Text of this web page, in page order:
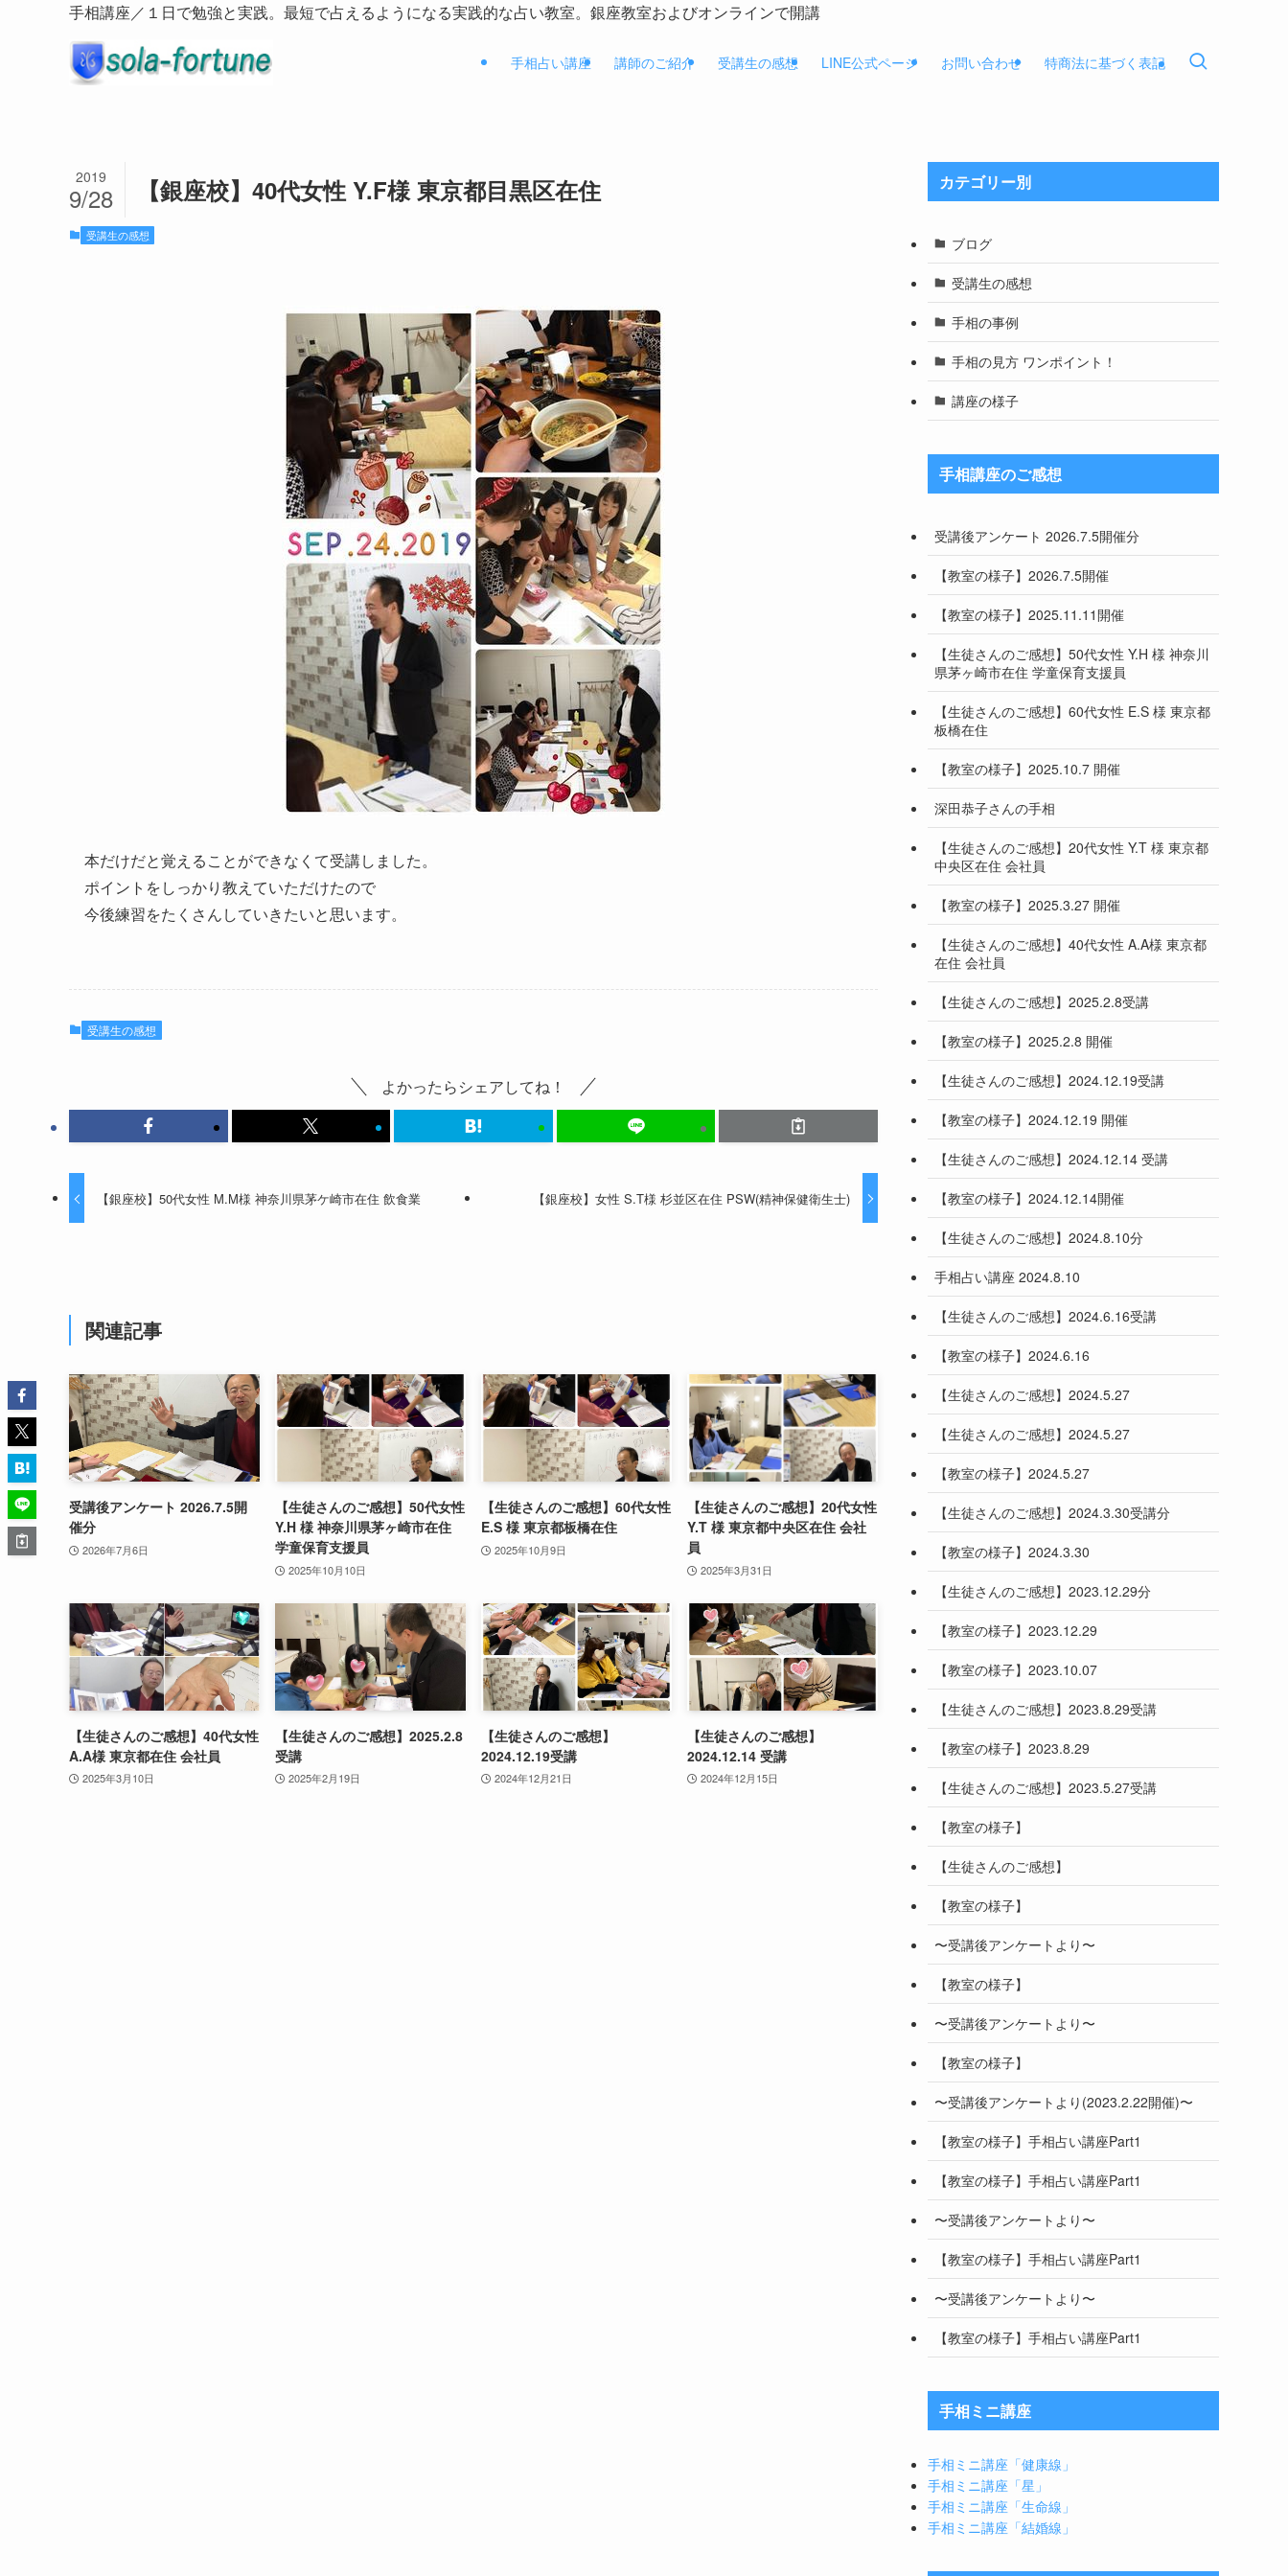
手相講座／１日で勉強と実践。最短で占えるようになる実践的な占い教室。銀座教室およびオンラインで開講
手相占い講座 講師のご紹介 受講生の感想 LINE公式ページ お問い合わせ 特商法に基づく表記
【銀座校】40代女性 Y.F様 東京都目黒区在住
2019
9/28
受講生の感想
本だけだと覚えることができなくて受講しました。
ポイントをしっかり教えていただけたので
今後練習をたくさんしていきたいと思います。
受講生の感想
よかったらシェアしてね！
【銀座校】50代女性 M.M様 神奈川県茅ケ崎市在住 飲食業 【銀座校】女性 S.T様 杉並区在住 PSW(精神保健衛生士)
関連記事
受講後アンケート 2026.7.5開
催分
2026年7月6日
【生徒さんのご感想】50代女性
Y.H 様 神奈川県茅ヶ崎市在住
学童保育支援員
2025年10月10日
【生徒さんのご感想】60代女性
E.S 様 東京都板橋在住
2025年10月9日
【生徒さんのご感想】20代女性
Y.T 様 東京都中央区在住 会社
員
2025年3月31日
【生徒さんのご感想】40代女性
A.A様 東京都在住 会社員
2025年3月10日
【生徒さんのご感想】2025.2.8
受講
2025年2月19日
【生徒さんのご感想】
2024.12.19受講
2024年12月21日
【生徒さんのご感想】
2024.12.14 受講
2024年12月15日
カテゴリー別
ブログ
受講生の感想
手相の事例
手相の見方 ワンポイント！
講座の様子
手相講座のご感想
受講後アンケート 2026.7.5開催分
【教室の様子】2026.7.5開催
【教室の様子】2025.11.11開催
【生徒さんのご感想】50代女性 Y.H 様 神奈川
県茅ヶ崎市在住 学童保育支援員
【生徒さんのご感想】60代女性 E.S 様 東京都
板橋在住
【教室の様子】2025.10.7 開催
深田恭子さんの手相
【生徒さんのご感想】20代女性 Y.T 様 東京都
中央区在住 会社員
【教室の様子】2025.3.27 開催
【生徒さんのご感想】40代女性 A.A様 東京都
在住 会社員
【生徒さんのご感想】2025.2.8受講
【教室の様子】2025.2.8 開催
【生徒さんのご感想】2024.12.19受講
【教室の様子】2024.12.19 開催
【生徒さんのご感想】2024.12.14 受講
【教室の様子】2024.12.14開催
【生徒さんのご感想】2024.8.10分
手相占い講座 2024.8.10
【生徒さんのご感想】2024.6.16受講
【教室の様子】2024.6.16
【生徒さんのご感想】2024.5.27
【生徒さんのご感想】2024.5.27
【教室の様子】2024.5.27
【生徒さんのご感想】2024.3.30受講分
【教室の様子】2024.3.30
【生徒さんのご感想】2023.12.29分
【教室の様子】2023.12.29
【教室の様子】2023.10.07
【生徒さんのご感想】2023.8.29受講
【教室の様子】2023.8.29
【生徒さんのご感想】2023.5.27受講
【教室の様子】
【生徒さんのご感想】
【教室の様子】
〜受講後アンケートより〜
【教室の様子】
〜受講後アンケートより〜
【教室の様子】
〜受講後アンケートより(2023.2.22開催)〜
【教室の様子】手相占い講座Part1
【教室の様子】手相占い講座Part1
〜受講後アンケートより〜
【教室の様子】手相占い講座Part1
〜受講後アンケートより〜
【教室の様子】手相占い講座Part1
手相ミニ講座
手相ミニ講座「健康線」
手相ミニ講座「星」
手相ミニ講座「生命線」
手相ミニ講座「結婚線」